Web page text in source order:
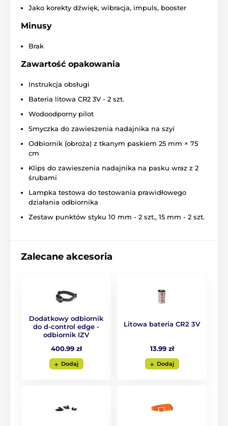
regulowanego przycisku na kontrolerze można
Odbiornik jest w pełni
wodoodporny.
regulowana w zależności od potrzeb, z
regulowanym obwodem ok.
tkanej obroży można sparować z 2 kontrolerami.
baterii, odbiornik:
Produkt znajduje się w kategoriach
Obroże treningowe
Elektryczne
Dla upartych psów Dla 3 - 9 psów
Jako korekty dźwięk, wibracja, impuls, booster
Minusy
Brak
Zawartość opakowania
Instrukcja obsługi
Bateria litowa CR2 3V - 2 szt.
Wodoodporny pilot
Smyczka do zawieszenia nadajnika na szyi
Odbiornik (obroża) z tkanym paskiem 25 mm × 75
cm
Klips do zawieszenia nadajnika na pasku wraz z 2
śrubami
Lampka testowa do testowania prawidłowego
działania odbiornika
Zestaw punktów styku 10 mm - 2 szt., 15 mm - 2 szt.
Zalecane akcesoria
Dodatkowy odbiornik
do d-control edge -
odbiornik IZV
400.99 zł
Dodaj
Litowa bateria CR2 3V
13.99 zł
Dodaj